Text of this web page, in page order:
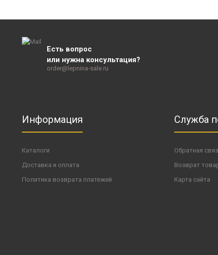
Есть вопрос
или нужна консультация?
order@lepnina-sale.ru
Информация
Каталоги
Доставка и оплата
Политика возврата платежей
Служба
Обратная
Возврат
Карта сайта